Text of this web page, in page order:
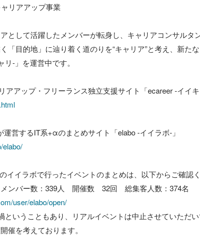
リアアップ事業
として活躍したメンバーが転身し、キャリアコンサルタ
「目的地」に辿り着く道のりを“キャリア”と考え、新た
リ-」を運営中です。
アアップ・フリーランス独立支援サイト「ecareer -イイキ
elabo/
イイラボで行ったイベントのまとめは、以下からご確認く
user/elabo/open/
ということもあり、リアルイベントは中止させていただ